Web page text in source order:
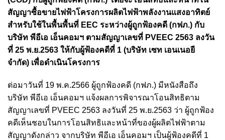
สัญญาซื้อขายไฟฟ้าโครงการผลิตไฟฟ้าพลังงานแสงอาทิตย์
สำหรับใช้ในพื้นพื้นที่ EEC ระหว่างผู้ถูกฟ้องคดี (กฟภ.) กับ
บริษัท พีอีเอ เอ็นคอมฯ ตามสัญญาเลขที่ PVEEC 2563 ลงวัน
ที่ 25 พ.ย.2563 ให้กับผู้ฟ้องคดีที่ 1 (บริษัท เซท เอนเนอยี
จำกัด) เพื่อดำเนินโครงการ
ต่อมาวันที่ 19 พ.ค.2566 ผู้ถูกฟ้องคดี (กฟภ.) มีหนังสือถึง
บริษัท พีอีเอ เอ็นคอมฯ แจ้งผลการพิจารณาโอนสิทธิตาม
สัญญาเลขที่ PVEEC 2563 ลงวันที่ 25 พ.ย.2563 ว่า ผู้ถูกฟ้อง
คดีเห็นชอบในการโอนสิทธิและหน้าที่ของผู้ผลิตไฟฟ้าตาม
สัญญาดังกล่าว จากบริษัท พีอีเอ เอ็นคอมฯ เป็นผู้ฟ้องคดีที่ 1